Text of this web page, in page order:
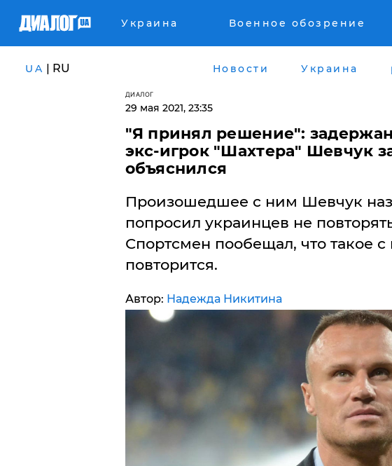
Украина Военное обозрение
UA | RU Новости Украина
ДИАЛОГ
29 мая 2021, 23:35
"Я принял решение":
экс-игрок "Шахтера" Шевчук
объяснился
Произошедшее с ним Шевчук
попросил украинцев не
Спортсмен пообещал, что такое
повторится.
Автор: Надежда Никитина